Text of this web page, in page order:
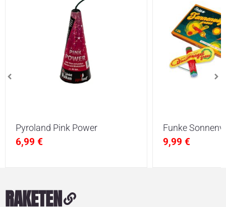
Pyroland Pink Power
6,99 €
Funke
9,99 €
RAKETEN